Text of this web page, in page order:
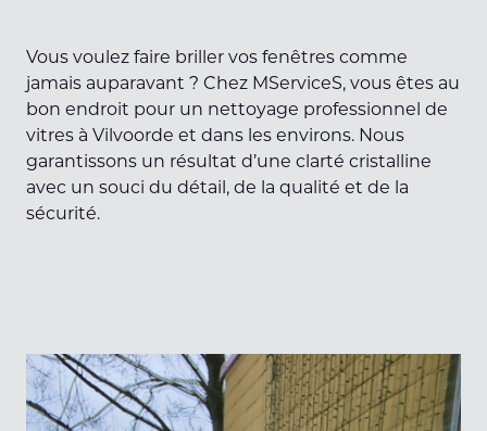
Vous voulez faire briller vos fenêtres comme
jamais auparavant ? Chez MServiceS, vous êtes au
bon endroit pour un nettoyage professionnel de
vitres à Vilvoorde et dans les environs. Nous
garantissons un résultat d’une clarté cristalline
avec un souci du détail, de la qualité et de la
sécurité.